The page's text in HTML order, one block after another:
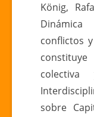
König,
conflictos
sobre